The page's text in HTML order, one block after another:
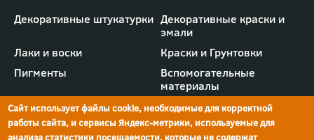
Футер
-
меню
"Товары"
Декоративные штукатурки Декоративные краски и
эмали
Лаки и воски
Краски и Грунтовки
Пигменты
Вспомогательные
материалы
Сайт использует файлы cookie, необходимые для корректной
работы сайта, и сервисы Яндекс-метрики, используемые для
анализа статистики посещаемости, которые не содержат